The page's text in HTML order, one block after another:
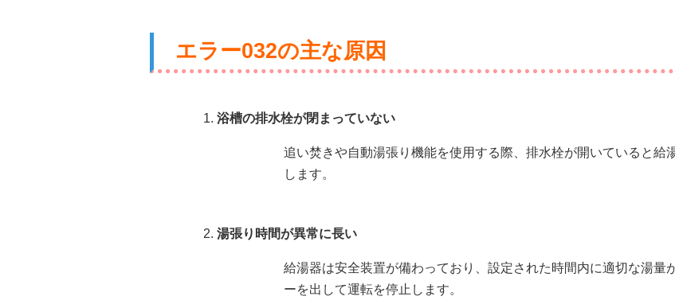
エラー032の主な原因
浴槽の排水栓が閉まっていない
追い焚きや自動湯張り機能を使用する際、排水栓が開いていると給
します。
湯張り時間が異常に長い
給湯器は安全装置が備わっており、設定された時間内に適切な湯量
ーを出して運転を停止します。